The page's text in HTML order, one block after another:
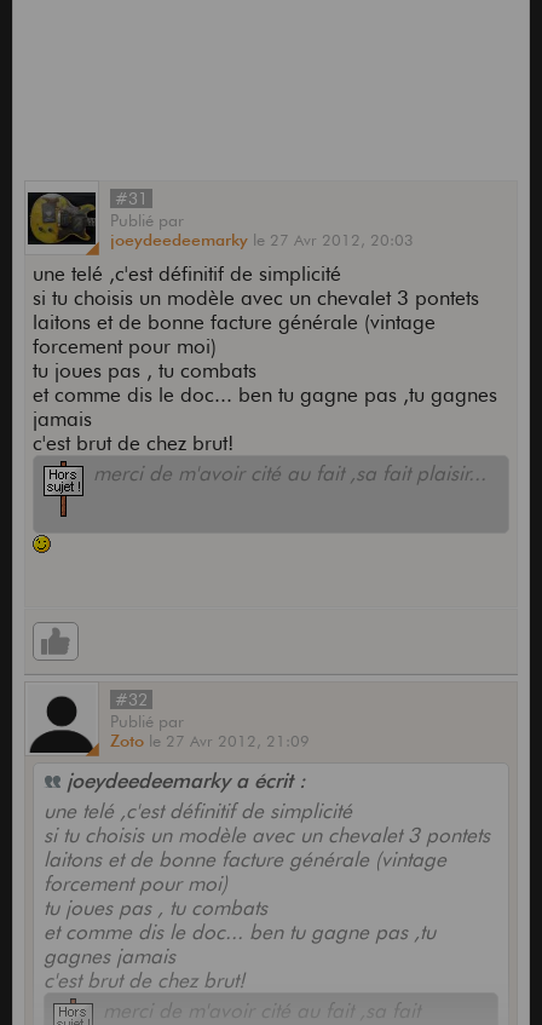
#31
Publié par
joeydeedeemarky le 27 Avr 2012, 20:03
une telé ,c'est définitif de simplicité
si tu choisis un modèle avec un chevalet 3 pontets
laitons et de bonne facture générale (vintage
forcement pour moi)
tu joues pas , tu combats
et comme dis le doc... ben tu gagne pas ,tu gagnes
jamais
c'est brut de chez brut!
merci de m'avoir cité au fait ,sa fait plaisir...
#32
Publié par
Zoto le 27 Avr 2012, 21:09
joeydeedeemarky a écrit :
une telé ,c'est définitif de simplicité
si tu choisis un modèle avec un chevalet 3 pontets
laitons et de bonne facture générale (vintage
forcement pour moi)
tu joues pas , tu combats
et comme dis le doc... ben tu gagne pas ,tu
gagnes jamais
c'est brut de chez brut!
merci de m'avoir cité au fait ,sa fait